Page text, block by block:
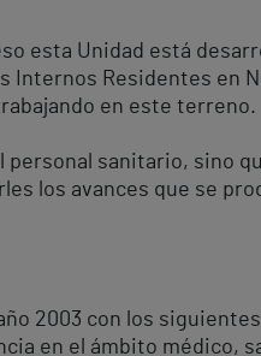
esta Unidad está
Internos Residentes en
en este terreno.
personal sanitario, sino
los avances que se
2003 con los
en el ámbito médico,